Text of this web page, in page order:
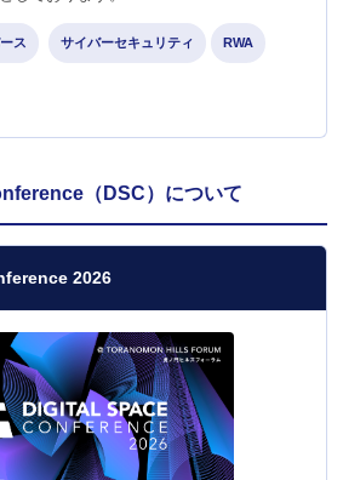
ス サイバーセキュリティ RWA
（DSC）について
2026